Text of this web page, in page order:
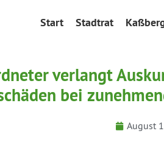
Start Stadtrat
verlangt
bei
August